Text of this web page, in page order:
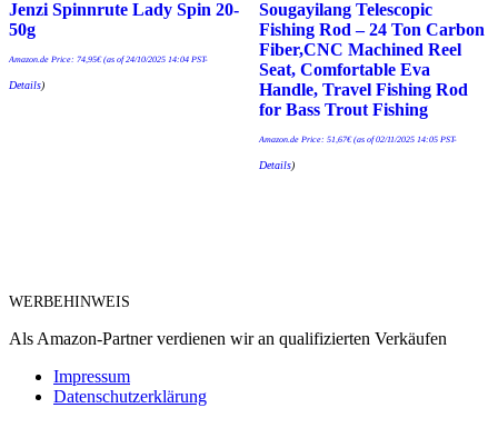
Jenzi Spinnrute Lady Spin 20-
50g
Amazon.de Price: 74,95€(as of 24/10/2025 14:04 PST-
Details)
Sougayilang Telescopic
Fishing Rod – 24 Ton Carbon
Fiber,CNC Machined Reel
Seat, Comfortable Eva
Handle, Travel Fishing Rod
for Bass Trout Fishing
Amazon.de Price: 51,67€(as of 02/11/2025 14:05 PST-
Details)
WERBEHINWEIS
Als Amazon-Partner verdienen wir an qualifizierten Verkäufen
Impressum
Datenschutzerklärung